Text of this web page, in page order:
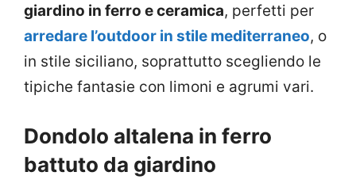
giardino in ferro e ceramica, perfetti per
arredare l’outdoor in stile mediterraneo, o
in stile siciliano, soprattutto scegliendo le
tipiche fantasie con limoni e agrumi vari.
Dondolo altalena in ferro
battuto da giardino